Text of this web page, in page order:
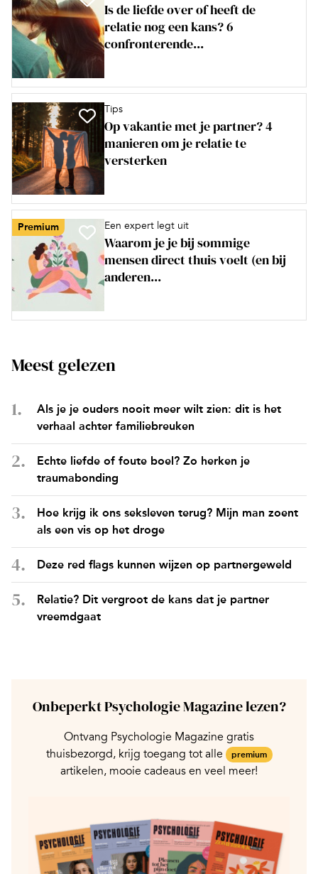
Is de liefde over of heeft de
relatie nog een kans? 6
confronterende...
Tips
Op vakantie met je partner? 4
manieren om je relatie te
versterken
Premium Een expert legt uit
Waarom je je bij sommige
mensen direct thuis voelt (en bij
anderen...
Meest gelezen
Als je je ouders nooit meer wilt zien: dit is het
verhaal achter familiebreuken
Echte liefde of foute boel? Zo herken je
traumabonding
Hoe krijg ik ons seksleven terug? Mijn man zoent
als een vis op het droge
Deze red flags kunnen wijzen op partnergeweld
Relatie? Dit vergroot de kans dat je partner
vreemdgaat
Onbeperkt Psychologie Magazine lezen?
Ontvang Psychologie Magazine gratis
thuisbezorgd, krijg toegang tot alle
premium
artikelen, mooie cadeaus en veel meer!